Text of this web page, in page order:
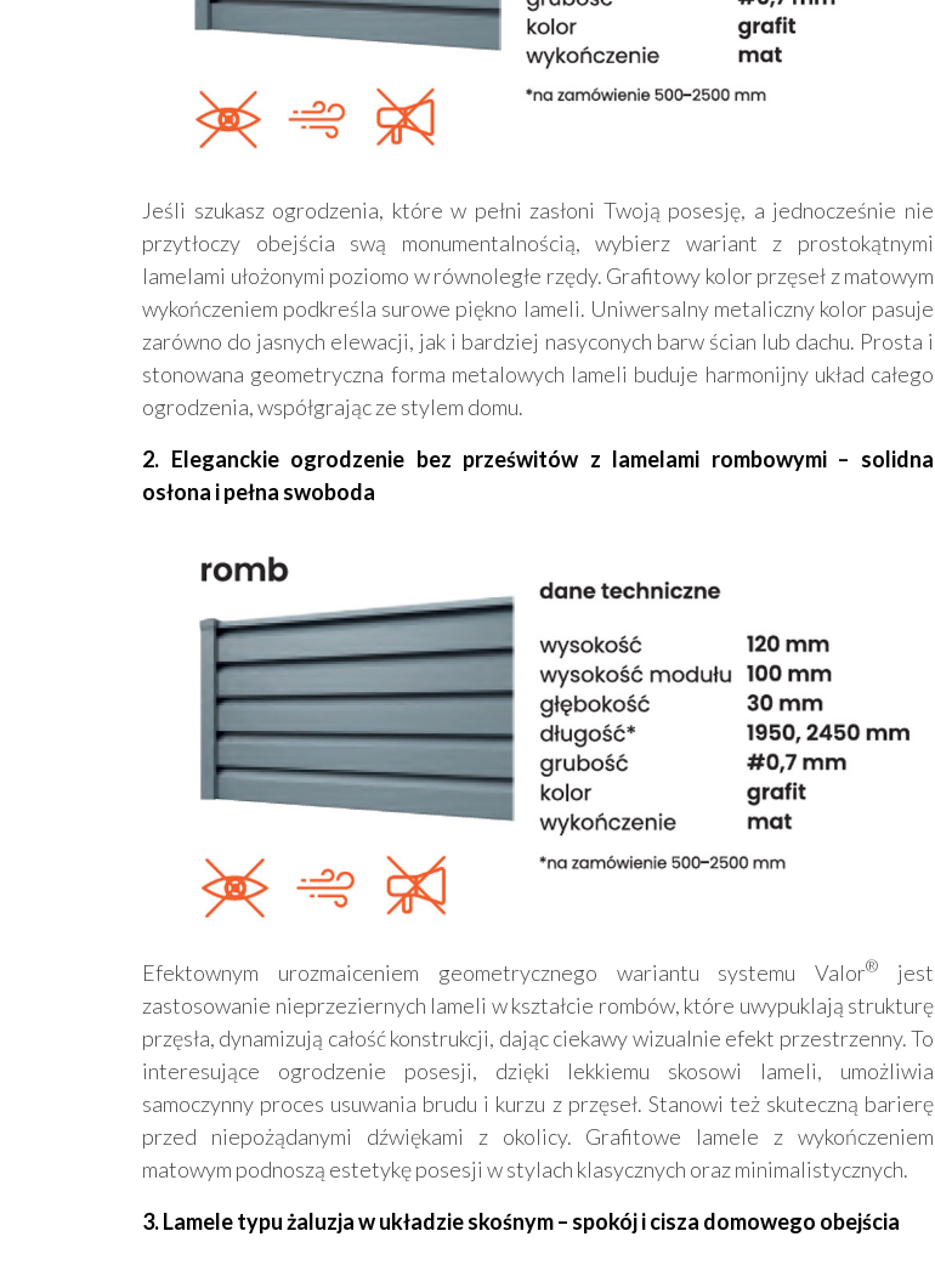
Jeśli szukasz ogrodzenia, które w pełni zasłoni Twoją posesję, a jednocześnie nie
przytłoczy obejścia swą monumentalnością, wybierz wariant z prostokątnymi
lamelami ułożonymi poziomo w równoległe rzędy. Grafitowy kolor przęseł z matowym
wykończeniem podkreśla surowe piękno lameli. Uniwersalny metaliczny kolor pasuje
zarówno do jasnych elewacji, jak i bardziej nasyconych barw ścian lub dachu. Prosta i
stonowana geometryczna forma metalowych lameli buduje harmonijny układ całego
ogrodzenia, współgrając ze stylem domu.
2. Eleganckie ogrodzenie bez prześwitów z lamelami rombowymi – solidna
osłona i pełna swoboda
Efektownym urozmaiceniem geometrycznego wariantu systemu Valor®
jest
zastosowanie nieprzeziernych lameli w kształcie rombów, które uwypuklają strukturę
przęsła, dynamizują całość konstrukcji, dając ciekawy wizualnie efekt przestrzenny. To
interesujące ogrodzenie posesji, dzięki lekkiemu skosowi lameli, umożliwia
samoczynny proces usuwania brudu i kurzu z przęseł. Stanowi też skuteczną barierę
przed niepożądanymi dźwiękami z okolicy. Grafitowe lamele z wykończeniem
matowym podnoszą estetykę posesji w stylach klasycznych oraz minimalistycznych.
3. Lamele typu żaluzja w układzie skośnym – spokój i cisza domowego obejścia